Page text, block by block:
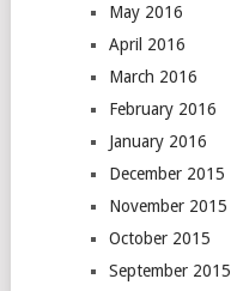
May 2016
April 2016
March 2016
February 2016
January 2016
December 2015
November 2015
October 2015
September 2015